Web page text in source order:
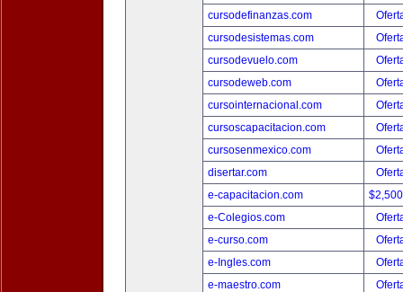
cursodefinanzas.com
cursodesistemas.com
cursodevuelo.com
cursodeweb.com
cursointernacional.com
cursoscapacitacion.com
cursosenmexico.com
disertar.com
e-capacitacion.com
e-Colegios.com
e-curso.com
e-Ingles.com
e-maestro.com